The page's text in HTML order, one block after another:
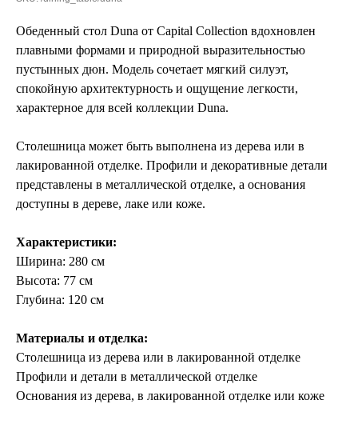
Обеденный стол Duna от Capital Collection вдохновлен
плавными формами и природной выразительностью
пустынных дюн. Модель сочетает мягкий силуэт,
спокойную архитектурность и ощущение легкости,
характерное для всей коллекции Duna.
Столешница может быть выполнена из дерева или в
лакированной отделке. Профили и декоративные детали
представлены в металлической отделке, а основания
доступны в дереве, лаке или коже.
Характеристики:
Ширина: 280 см
Высота: 77 см
Глубина: 120 см
Материалы и отделка:
Столешница из дерева или в лакированной отделке
Профили и детали в металлической отделке
Основания из дерева, в лакированной отделке или коже